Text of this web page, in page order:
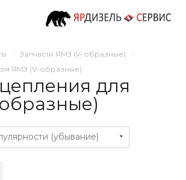
Запчасти ЯМЗ (V-образные)
ЯМЗ (V-образные)
для